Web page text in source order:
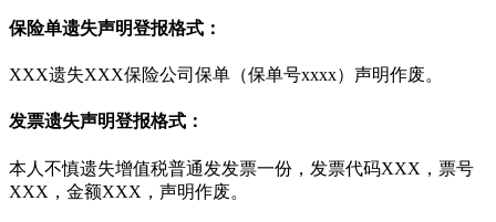
保险单遗失声明登报格式：
XXX遗失XXX保险公司保单（保单号xxxx）声明作废。
发票遗失声明登报格式：
本人不慎遗失增值税普通发发票一份，发票代码XXX，票号
XXX，金额XXX，声明作废。